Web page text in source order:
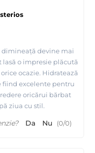
dimineață devine mai
o impresie plăcută
ocazie. Hidratează
fiind excelente pentru
oricărui bărbat
ziua cu stil.
Da Nu (0/0)